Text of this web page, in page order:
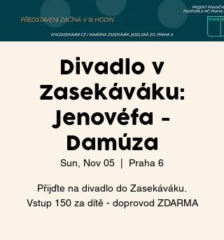
Divadlo v
Zasekáváku:
Jenovéfa -
Damúza
Sun, Nov 05 Praha 6
Přijďte na divadlo do Zasekáváku.
Vstup 150 za dítě - doprovod ZDARMA